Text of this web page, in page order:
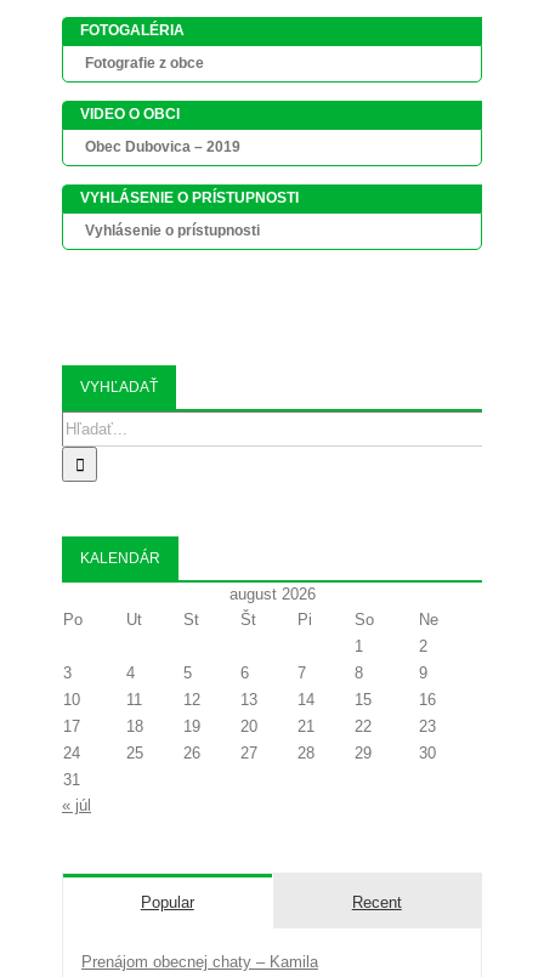
FOTOGALÉRIA
Fotografie z obce
VIDEO O OBCI
Obec Dubovica – 2019
VYHLÁSENIE O PRÍSTUPNOSTI
Vyhlásenie o prístupnosti
VYHĽADAŤ
Search
for:
KALENDÁR
august 2026
Po
Ut St Št Pi So
Ne
1
2
3
4 5 6 7 8
9
10
11 12 13 14 15
16
17
18 19 20 21 22
23
24
25 26 27 28 29
30
31
« júl
Popular Recent
Prenájom obecnej chaty – Kamila